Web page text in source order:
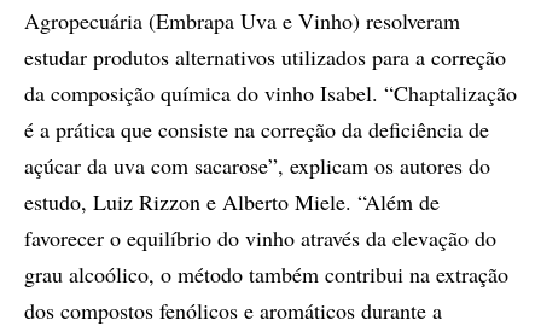
Agropecuária (Embrapa Uva e Vinho) resolveram
estudar produtos alternativos utilizados para a correção
da composição química do vinho Isabel. “Chaptalização
é a prática que consiste na correção da deficiência de
açúcar da uva com sacarose”, explicam os autores do
estudo, Luiz Rizzon e Alberto Miele. “Além de
favorecer o equilíbrio do vinho através da elevação do
grau alcoólico, o método também contribui na extração
dos compostos fenólicos e aromáticos durante a